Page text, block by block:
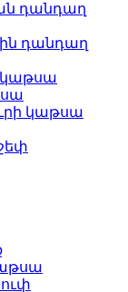
դանդաղ
դանդաղ
կաթսա